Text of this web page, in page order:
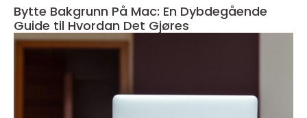
Bytte Bakgrunn På Mac: En Dybdegående
Guide til Hvordan Det Gjøres